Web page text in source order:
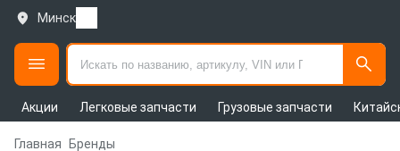
Минск
Акции Легковые запчасти Грузовые запчасти
Главная Бренды